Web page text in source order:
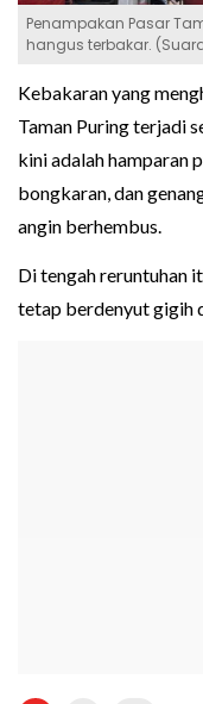
Penampakan Pasar
hangus terbakar.
Kebakaran yang
Taman Puring terjadi
kini adalah hamparan
bongkaran, dan
angin berhembus.
Di tengah reruntuhan
tetap berdenyut gigih